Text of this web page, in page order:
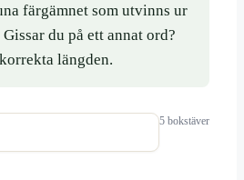
färgämnet som utvinns ur
du på ett annat ord?
längden.
5 bokstäver